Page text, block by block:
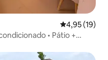
4,95 de uma
4,95 (19)
• Pátio +